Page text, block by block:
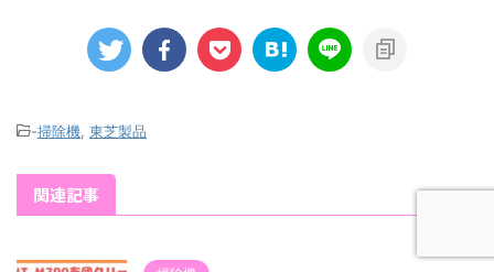
-掃除機 東芝製品
関連記事